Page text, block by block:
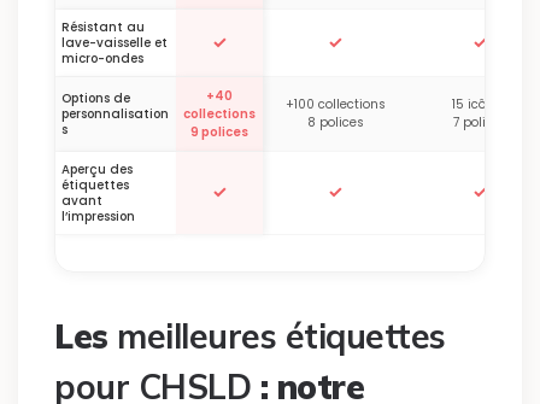
Résistant au
lave-vaisselle et
micro-ondes
✓ ✓ ✓
Options de
personnalisation
s
+40
collections
9 polices
+100 collections
8 polices
15 icônes
7 polices
Aperçu des
étiquettes
avant
l’impression
✓ ✓ ✓
Les meilleures étiquettes
pour CHSLD : notre